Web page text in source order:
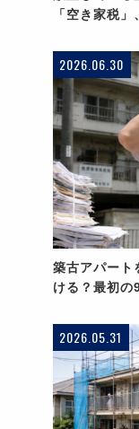
「空き家税
2026.06.30
築古アパート
ける？最初
2026.05.31